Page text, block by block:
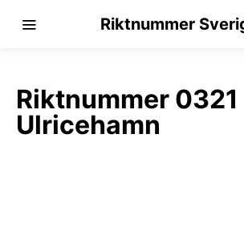
Riktnummer
Riktnummer 0321
Ulricehamn